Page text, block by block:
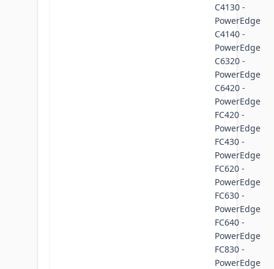
C4130 -
PowerEdge
C4140 -
PowerEdge
C6320 -
PowerEdge
C6420 -
PowerEdge
FC420 -
PowerEdge
FC430 -
PowerEdge
FC620 -
PowerEdge
FC630 -
PowerEdge
FC640 -
PowerEdge
FC830 -
PowerEdge